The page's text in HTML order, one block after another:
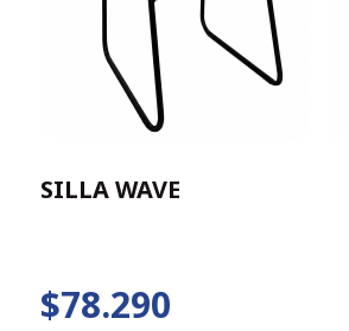
SILLA WAVE
$78.290